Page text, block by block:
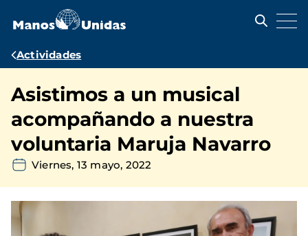
contenido
Ruta
navegación
Actividades
Asistimos a un musical
acompañando a nuestra
voluntaria Maruja Navarro
Viernes, 13 mayo, 2022